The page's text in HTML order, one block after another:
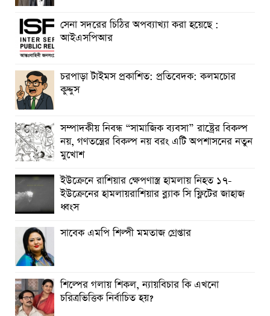
সেনা সদরের চিঠির অপব্যাখ্যা করা হয়েছে :
আইএসপিআর
চরপাড়া টাইমস প্রকাশিত: প্রতিবেদক: কলমচোর
কুদ্দুস
সম্পাদকীয় নিবন্ধ “সামাজিক ব্যবসা” রাষ্ট্রের বিকল্প
নয়, গণতন্ত্রের বিকল্প নয় বরং এটি অপশাসনের নতুন
মুখোশ
ইউক্রেনে রাশিয়ার ক্ষেপণাস্ত্র হামলায় নিহত ১৭-
ইউক্রেনের হামলায়রাশিয়ার ব্ল্যাক সি ফ্লিটের জাহাজ
ধ্বংস
সাবেক এমপি শিল্পী মমতাজ গ্রেপ্তার
শিল্পের গলায় শিকল, ন্যায়বিচার কি এখনো
চরিত্রভিত্তিক নির্বাচিত হয়?